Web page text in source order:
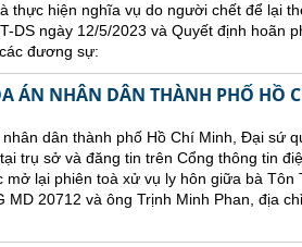
thực hiện nghĩa vụ do người chết để lại
DS ngày 12/5/2023 và Quyết định hoãn
đương sự:
ÁN NHÂN DÂN THÀNH PHỐ HỒ
dân thành phố Hồ Chí Minh, Đại sứ
trụ sở và đăng tin trên Cổng thông tin
mở lại phiên toà xử vụ ly hôn giữa bà Tôn
MD 20712 và ông Trịnh Minh Phan, địa